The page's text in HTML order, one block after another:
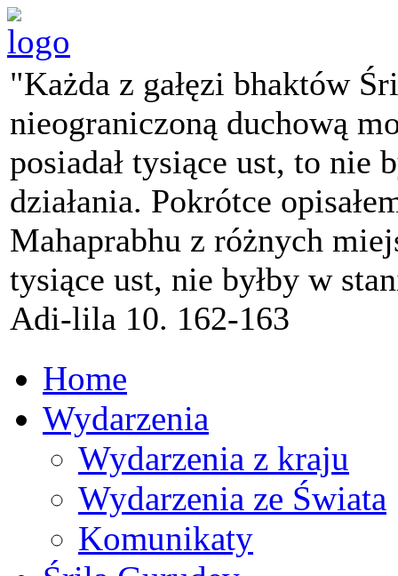
"Każda z gałęzi bhaktów
nieograniczoną duchową
posiadał tysiące ust, to nie
działania. Pokrótce
Mahaprabhu z różnych
tysiące ust, nie byłby w
Adi-lila 10. 162-163
Home
Wydarzenia
Wydarzenia z kraju
Wydarzenia ze Świata
Komunikaty